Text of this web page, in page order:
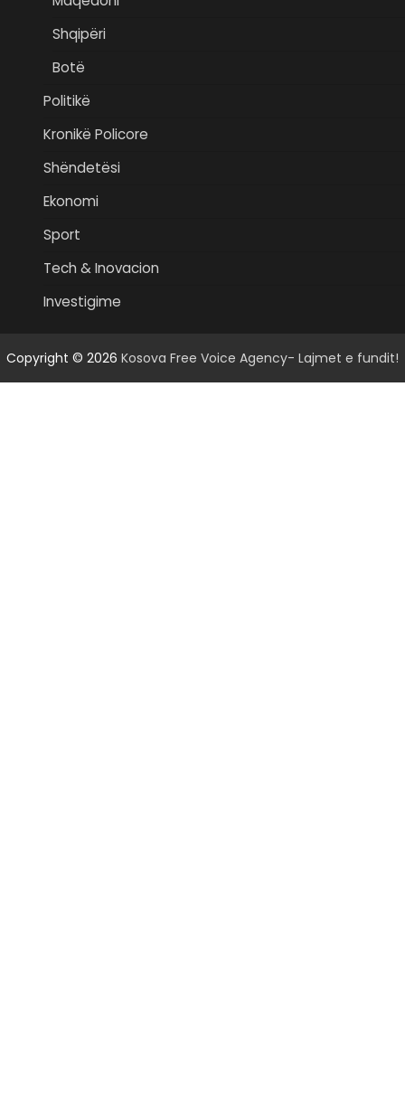
Shqipëri
Botë
Politikë
Kronikë Policore
Shëndetësi
Ekonomi
Sport
Tech & Inovacion
Investigime